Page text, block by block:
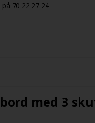
på 70 22 27 24
med 3